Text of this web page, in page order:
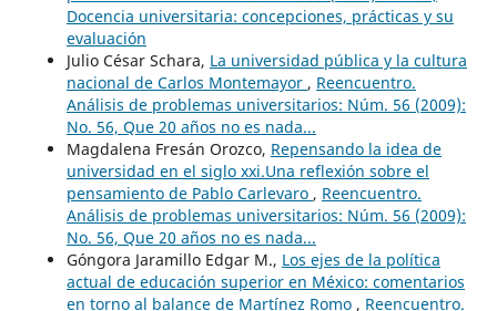
Docencia universitaria: concepciones, prácticas y su
evaluación
Julio César Schara, La universidad pública y la cultura
nacional de Carlos Montemayor , Reencuentro.
Análisis de problemas universitarios: Núm. 56 (2009):
No. 56, Que 20 años no es nada...
Magdalena Fresán Orozco, Repensando la idea de
universidad en el siglo xxi.Una reflexión sobre el
pensamiento de Pablo Carlevaro , Reencuentro.
Análisis de problemas universitarios: Núm. 56 (2009):
No. 56, Que 20 años no es nada...
Góngora Jaramillo Edgar M., Los ejes de la política
actual de educación superior en México: comentarios
en torno al balance de Martínez Romo , Reencuentro.